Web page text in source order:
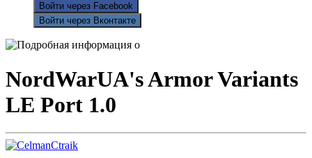
Войти через Facebook
Войти через Вконтакте
NordWarUA's Armor Variants
LE Port 1.0